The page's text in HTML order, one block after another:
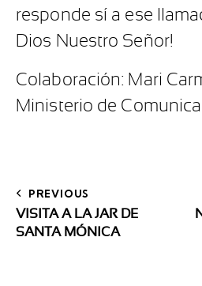
responde sí a ese
Dios Nuestro Señor!
Colaboración: Mari
Ministerio de
PREVIOUS
VISITA A LA JAR DE
SANTA MÓNICA